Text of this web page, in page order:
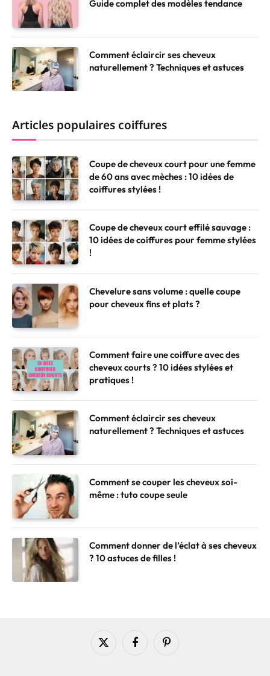
Guide complet des modèles tendance
Comment éclaircir ses cheveux
naturellement ? Techniques et astuces
Articles populaires coiffures
Coupe de cheveux court pour une femme
de 60 ans avec mèches : 10 idées de
coiffures stylées !
Coupe de cheveux court effilé sauvage :
10 idées de coiffures pour femme stylées
!
Chevelure sans volume : quelle coupe
pour cheveux fins et plats ?
Comment faire une coiffure avec des
cheveux courts ? 10 idées stylées et
pratiques !
Comment éclaircir ses cheveux
naturellement ? Techniques et astuces
Comment se couper les cheveux soi-
même : tuto coupe seule
Comment donner de l’éclat à ses cheveux
? 10 astuces de filles !
X
FacebookPinterest